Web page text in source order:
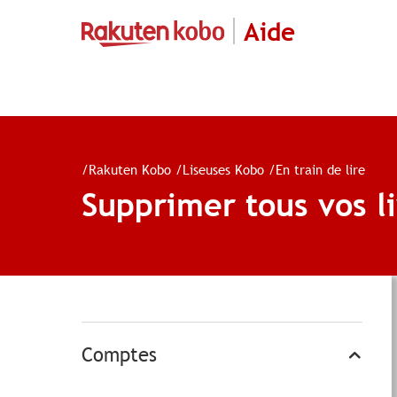
Aide
/Rakuten Kobo /Liseuses Kobo /En train de lire
Supprimer tous vos
Comptes